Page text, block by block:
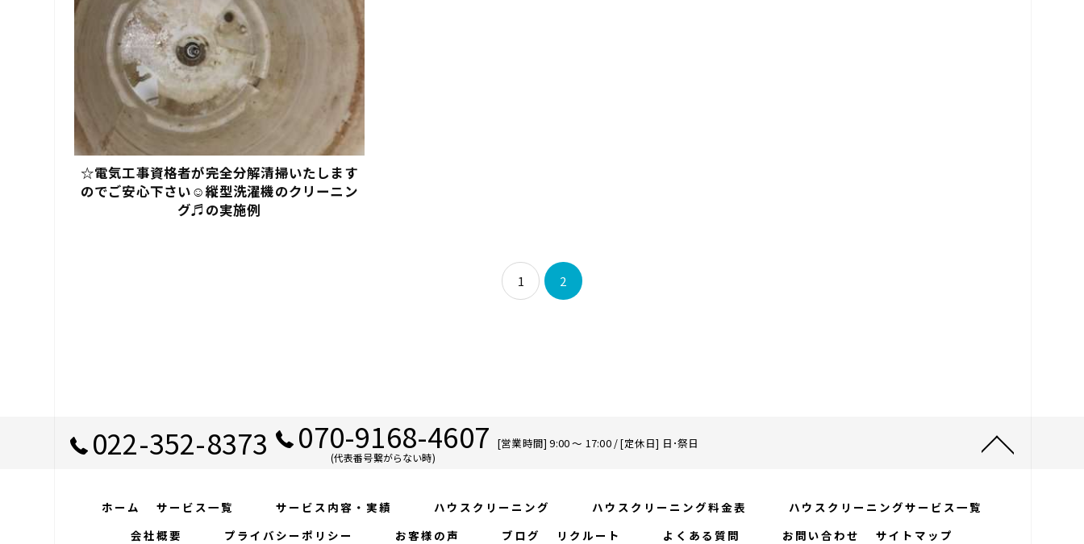
☆電気工事資格者が完全分解清掃いたします
のでご安心下さい☺️縦型洗濯機のクリーニン
グ♬の実施例
1 2
022-352-8373 070-9168-4607
(代表番号繋がらない時)
[営業時間] 9:00 〜 17:00 / [定休日] 日･祭日
ホーム サービス一覧 サービス内容・実績 ハウスクリーニング ハウスクリーニング料金表
ハウスクリーニングサービス一覧
会社概要
プライバシーポリシー お客様の声 ブログ リクルート よくある質問 お問い合わせ サイトマップ